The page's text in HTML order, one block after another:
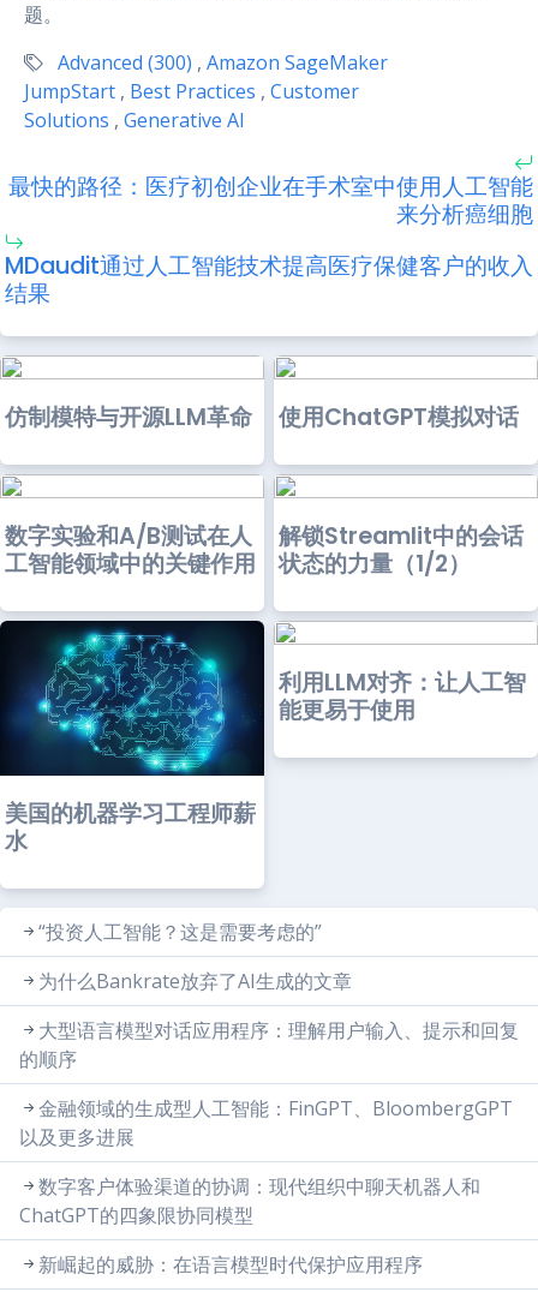
题。
Advanced (300) , Amazon SageMaker
JumpStart , Best Practices , Customer
Solutions , Generative AI
最快的路径：医疗初创企业在手术室中使用人工智能
来分析癌细胞
MDaudit通过人工智能技术提高医疗保健客户的收入
结果
仿制模特与开源LLM革命 使用ChatGPT模拟对话
数字实验和A/B测试在人
工智能领域中的关键作用
解锁Streamlit中的会话
状态的力量（1/2）
美国的机器学习工程师薪
水
利用LLM对齐：让人工智
能更易于使用
“投资人工智能？这是需要考虑的”
为什么Bankrate放弃了AI生成的文章
大型语言模型对话应用程序：理解用户输入、提示和回复
的顺序
金融领域的生成型人工智能：FinGPT、BloombergGPT
以及更多进展
数字客户体验渠道的协调：现代组织中聊天机器人和
ChatGPT的四象限协同模型
新崛起的威胁：在语言模型时代保护应用程序